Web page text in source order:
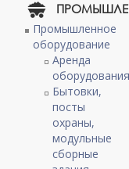
Промышленное
оборудование
Аренда
оборудования
Бытовки,
посты
охраны,
модульные
сборные